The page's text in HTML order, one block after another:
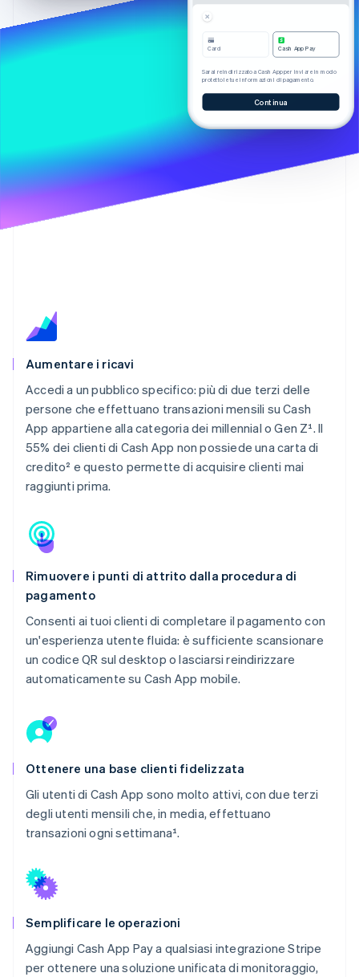
Scopri cosa ti aspetta
Radar
Prevenzione delle frodi
Rimozione del carbonio
Identity
Verifica online dell'identità
Stripe App Marketplace
Card Cash App Pay
Sarai reindirizzato a Cash App per inviare in modo
protetto le tue informazioni di pagamento.
Continua
Aumentare i ricavi
Accedi a un pubblico specifico: più di due terzi delle
persone che effettuano transazioni mensili su Cash
App appartiene alla categoria dei millennial o Gen Z¹. Il
55% dei clienti di Cash App non possiede una carta di
credito² e questo permette di acquisire clienti mai
raggiunti prima.
Rimuovere i punti di attrito dalla procedura di
pagamento
Consenti ai tuoi clienti di completare il pagamento con
un'esperienza utente fluida: è sufficiente scansionare
un codice QR sul desktop o lasciarsi reindirizzare
automaticamente su Cash App mobile.
Ottenere una base clienti fidelizzata
Gli utenti di Cash App sono molto attivi, con due terzi
degli utenti mensili che, in media, effettuano
transazioni ogni settimana¹.
Semplificare le operazioni
Aggiungi Cash App Pay a qualsiasi integrazione Stripe
per ottenere una soluzione unificata di monitoraggio,